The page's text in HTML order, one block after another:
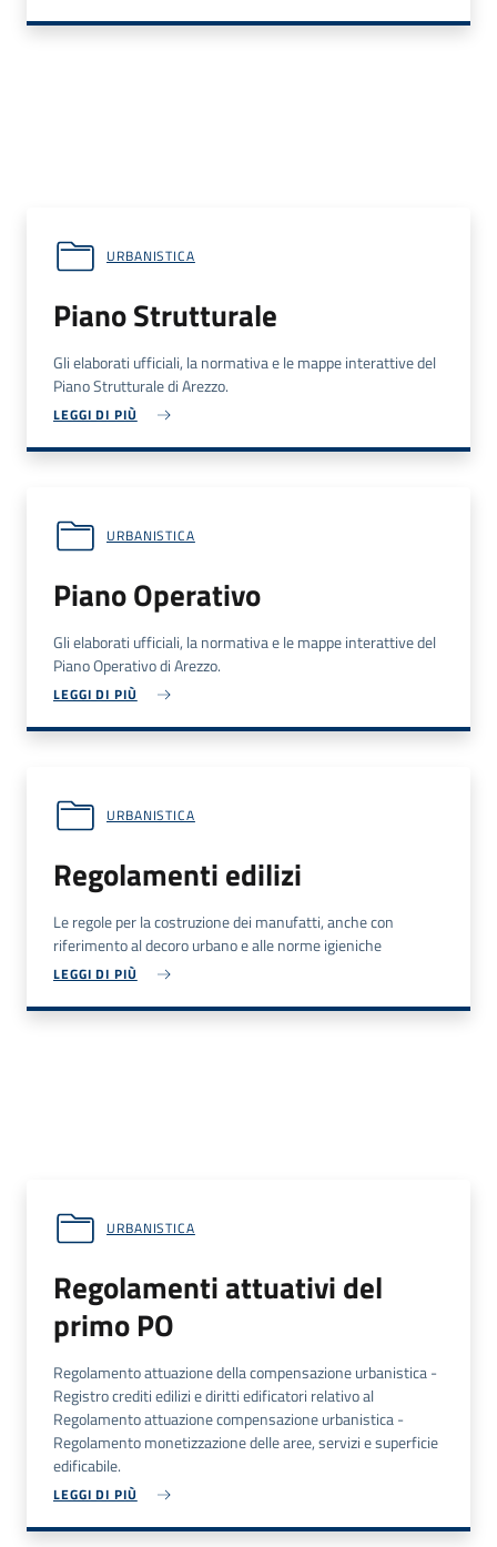
URBANISTICA
Piano Strutturale
Gli elaborati ufficiali, la normativa e le mappe interattive del
Piano Strutturale di Arezzo.
LEGGI DI PIÙ
URBANISTICA
Piano Operativo
Gli elaborati ufficiali, la normativa e le mappe interattive del
Piano Operativo di Arezzo.
LEGGI DI PIÙ
URBANISTICA
Regolamenti edilizi
Le regole per la costruzione dei manufatti, anche con
riferimento al decoro urbano e alle norme igieniche
LEGGI DI PIÙ
URBANISTICA
Regolamenti attuativi del
primo PO
Regolamento attuazione della compensazione urbanistica -
Registro crediti edilizi e diritti edificatori relativo al
Regolamento attuazione compensazione urbanistica -
Regolamento monetizzazione delle aree, servizi e superficie
edificabile.
LEGGI DI PIÙ